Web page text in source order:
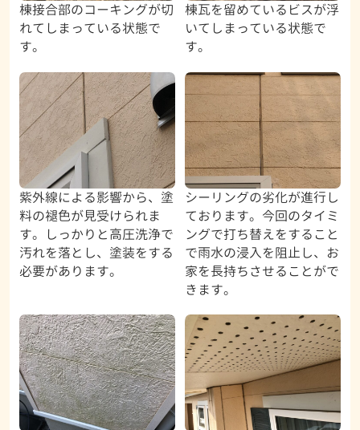
棟接合部のコーキングが切
れてしまっている状態で
す。
棟瓦を留めているビスが浮
いてしまっている状態で
す。
紫外線による影響から、塗
料の褪色が見受けられま
す。しっかりと高圧洗浄で
汚れを落とし、塗装をする
必要があります。
シーリングの劣化が進行し
ております。今回のタイミ
ングで打ち替えをすること
で雨水の浸入を阻止し、お
家を長持ちさせることがで
きます。